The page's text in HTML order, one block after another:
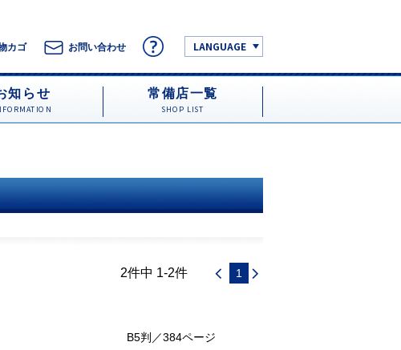
カゴ お問い合わせ LANGUAGE
知らせ 常備店一覧
SHOP LIST
2件中 1-2件 1
B5判／384ページ